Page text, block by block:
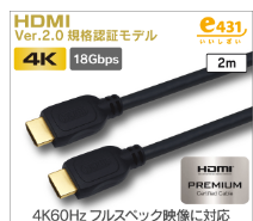
像が映りません。